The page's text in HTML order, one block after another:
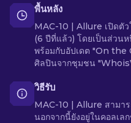
พื้นหลัง
MAC-10 | Allure เปิดตั
(6 ปีที่แล้ว) โดยเป็นส่วน
พร้อมกับอัปเดต "On the
ศิลปินจากชุมชน
วิธีรับ
MAC-10 | Allure สามา
นอกจากนี้ยังอยู่ในคอลเ